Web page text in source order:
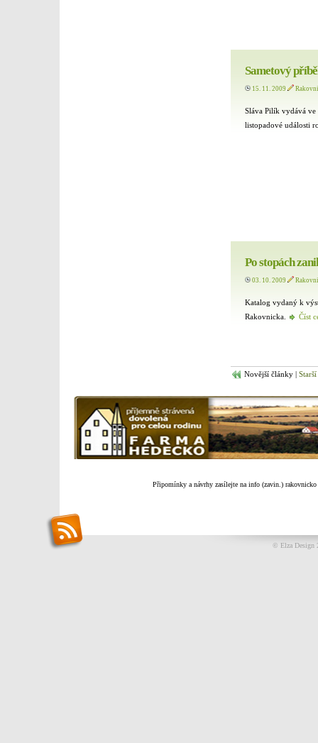
Sametový
15. 11. 2009
Sláva Pilík vydává
listopadové události
Po stopách
03. 10. 2009
Katalog vydaný k
Rakovnicka.
Číst
Novější články |
Připomínky a návrhy zasílejte na info (zavin.) rakovnicko
© Elza Design